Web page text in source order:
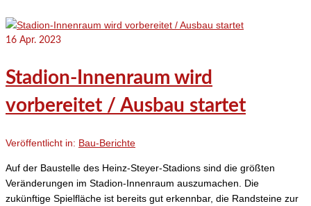
16 Apr. 2023
Stadion-Innenraum wird
vorbereitet / Ausbau startet
Veröffentlicht in: Bau-Berichte
Auf der Baustelle des Heinz-Steyer-Stadions sind die größten
Veränderungen im Stadion-Innenraum auszumachen. Die
zukünftige Spielfläche ist bereits gut erkennbar, die Randsteine zur